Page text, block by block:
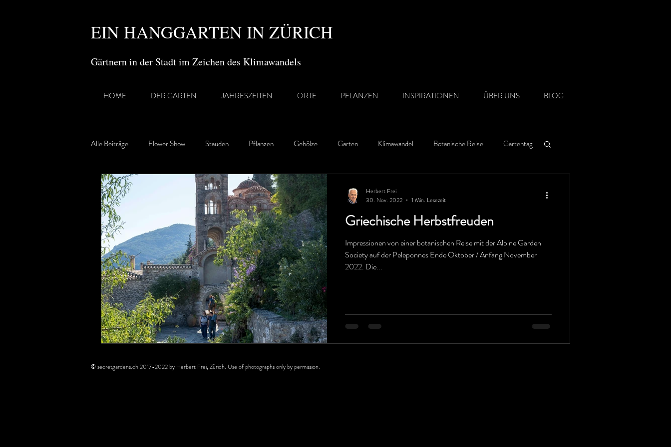
EIN HANGGARTEN IN ZÜRICH
Gärtnern in der Stadt im Zeichen des Klimawandels
HOME DER GARTEN JAHRESZEITEN ORTE PFLANZEN INSPIRATIONEN ÜBER UNS BLOG
Alle Beiträge Flower Show Stauden Pflanzen Gehölze Garten Klimawandel Botanische Reise Gartentag
Gartenreisen
Griechische Herbstfreuden
Impressionen von einer botanischen Reise mit der Alpine Garden
Society auf der Peleponnes Ende Oktober / Anfang November
2022. Die...
Herbert Frei
30. Nov. 2022
1 Min. Lesezeit
© secretgardens.ch 2017-2022 by Herbert Frei, Zürich. Use of photographs only by permission.